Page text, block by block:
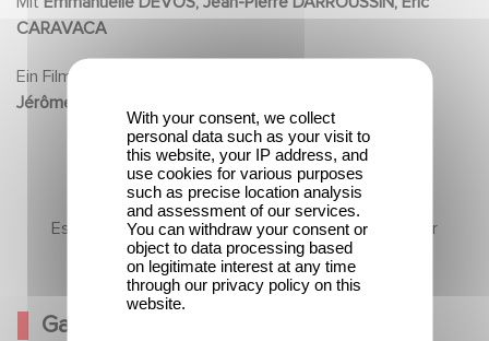
been married to Jean-Philippe for a long time.
periods of sadness. One day, Agnes meets
Stephane, a young man she knew when he was
Distraught, he too, carries a heavy secret...
CARAVACA
Ein Film
Jérôme BONNELL
Es gibt noch keine Inhalte in diesem Abschnitt, aber
kommen Sie bald wieder
Galerie
With your consent, we collect
personal data such as your visit to
this website, your IP address, and
use cookies for various purposes
such as precise location analysis
and assessment of our services.
You can withdraw your consent or
object to data processing based
on legitimate interest at any time
through our privacy policy on this
website.